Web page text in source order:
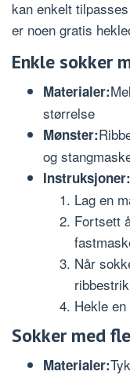
kan enkelt
er noen gratis
Enkle sokker
Materialer:
størrelse
Mønster:
og
Instruksjoner:
Lag en
Fortsett
Når
Hekle
Sokker med
Materialer: